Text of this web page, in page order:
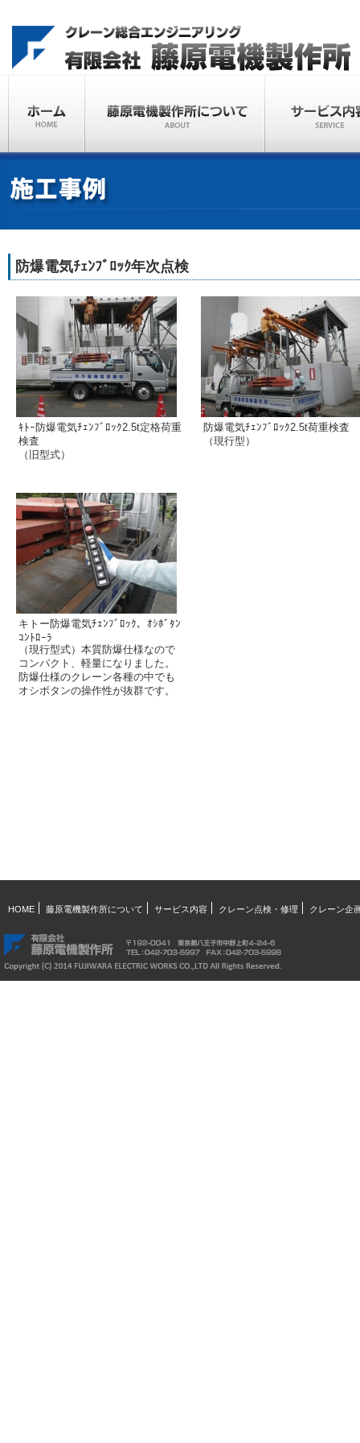
防爆電気ﾁｪﾝﾌﾞﾛｯｸ年次点検
ｷﾄｰ防爆電気ﾁｪﾝﾌﾞﾛｯｸ2.5t定格荷重
検査
（旧型式）
防爆電気ﾁｪﾝﾌﾞﾛｯｸ2.5t荷重検査
（現行型）
キトー防爆電気ﾁｪﾝﾌﾞﾛｯｸ、ｵｼﾎﾞﾀﾝ
ｺﾝﾄﾛｰﾗ
（現行型式）本質防爆仕様なので
コンパクト、軽量になりました。
防爆仕様のクレーン各種の中でも
オシボタンの操作性が抜群です。
HOME 藤原電機製作所について サービス内容 クレーン点検・修理 クレーン企